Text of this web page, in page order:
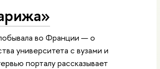
во Франции — о
университета с вузами и
порталу рассказывает